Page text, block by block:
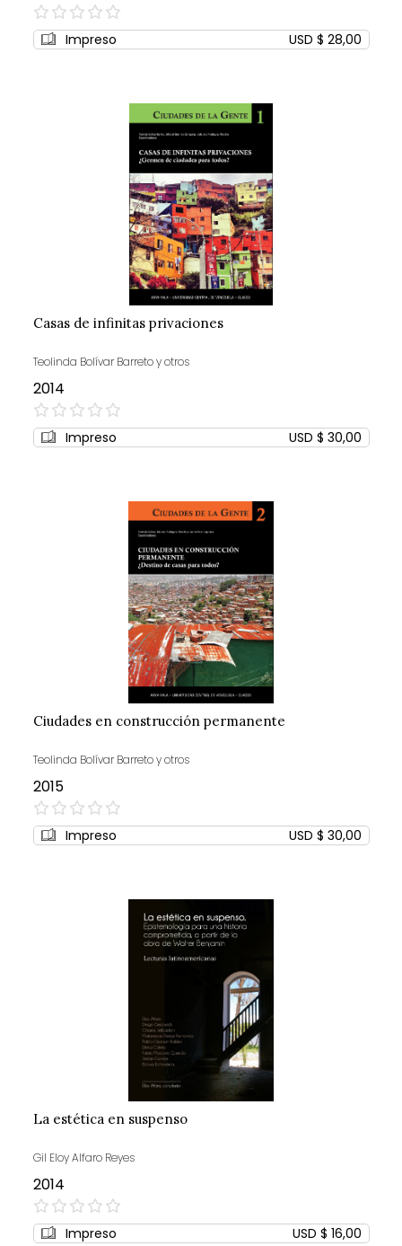
0%
Impreso USD $ 28,00
Casas de infinitas privaciones
Teolinda Bolívar Barreto y otros
2014
0%
Impreso USD $ 30,00
Ciudades en construcción permanente
Teolinda Bolívar Barreto y otros
2015
0%
Impreso USD $ 30,00
La estética en suspenso
Gil Eloy Alfaro Reyes
2014
0%
Impreso
USD $ 16,00